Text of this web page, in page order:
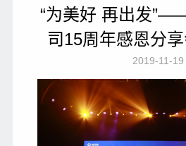
“为美好 再出发
司15周年感恩分
2019-11-19